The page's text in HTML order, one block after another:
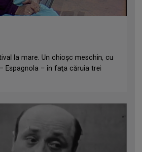
la mare. Un chioşc meschin, cu
Espagnola – în faţa căruia trei